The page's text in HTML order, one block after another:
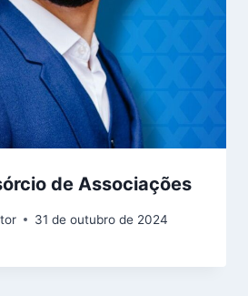
de Associações
31 de outubro de 2024